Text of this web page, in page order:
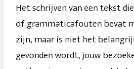
Het schrijven van een tekst
of grammaticafouten bevat
zijn, maar is niet het
gevonden wordt, jouw